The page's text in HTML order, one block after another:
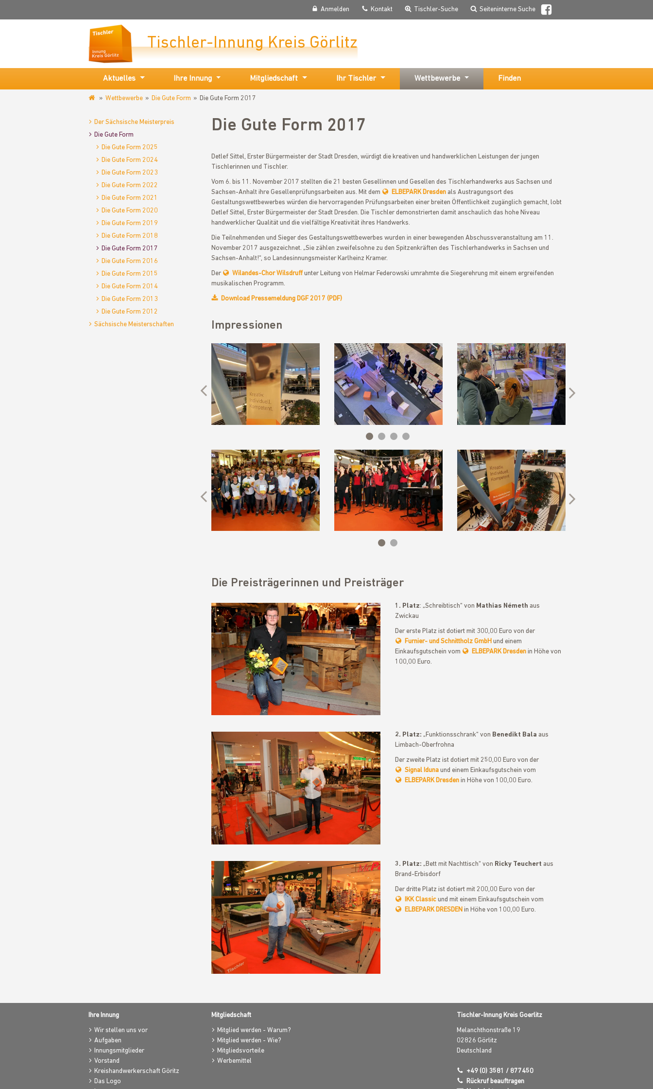
Tischler-Innung Kreis Görlitz
Anmelden Kontakt Tischler-Suche Seiteninterne Suche
Aktuelles Ihre Innung Mitgliedschaft Ihr Tischler Wettbewerbe Finden
goerlitz.de
Wettbewerbe Die Gute Form Die Gute Form 2017
Der Sächsische Meisterpreis
Die Gute Form
Die Gute Form 2025
Die Gute Form 2024
Die Gute Form 2023
Die Gute Form 2022
Die Gute Form 2021
Die Gute Form 2020
Die Gute Form 2019
Die Gute Form 2018
Die Gute Form 2017
Die Gute Form 2016
Die Gute Form 2015
Die Gute Form 2014
Die Gute Form 2013
Die Gute Form 2012
Sächsische Meisterschaften
Die Gute Form 2017
Detlef Sittel, Erster Bürgermeister der Stadt Dresden, würdigt die kreativen und handwerklichen Leistungen der jungen
Tischlerinnen und Tischler.
Vom 6. bis 11. November 2017 stellten die 21 besten Gesellinnen und Gesellen des Tischlerhandwerks aus Sachsen und
Sachsen-Anhalt ihre Gesellenprüfungsarbeiten aus. Mit dem
ELBEPARK Dresdenals Austragungsort des
Gestaltungswettbewerbes würden die hervorragenden Prüfungsarbeiten einer breiten Öffentlichkeit zugänglich gemacht, lobt
Detlef Sittel, Erster Bürgermeister der Stadt Dresden. Die Tischler demonstrierten damit anschaulich das hohe Niveau
handwerklicher Qualität und die vielfältige Kreativität ihres Handwerks.
Die Teilnehmenden und Sieger des Gestaltungswettbewerbes wurden in einer bewegenden Abschussveranstaltung am 11.
November 2017 ausgezeichnet. „Sie zählen zweifelsohne zu den Spitzenkräften des Tischlerhandwerks in Sachsen und
Sachsen-Anhalt!“, so Landesinnungsmeister Karlheinz Kramer.
Der Wilandes-Chor Wilsdruffunter Leitung von Helmar Federowski umrahmte die Siegerehrung mit einem ergreifenden
musikalischen Programm.
Download Pressemeldung DGF 2017 (PDF)
Impressionen
Previous
Previous
Next
Die Preisträgerinnen und Preisträger
1. Platz: „Schreibtisch“ von Mathias Németh aus
Zwickau
Der erste Platz ist dotiert mit 300,00 Euro von der
Furnier- und Schnittholz GmbH und einem
Einkaufsgutschein vom
ELBEPARK Dresden in Höhe von
100,00 Euro.
2. Platz: „Funktionsschrank“ von Benedikt Bala aus
Limbach-Oberfrohna
Der zweite Platz ist dotiert mit 250,00 Euro von der
Signal Iduna und einem Einkaufsgutschein vom
ELBEPARK Dresden in Höhe von 100,00 Euro.
3. Platz: „Bett mit Nachttisch“ von Ricky Teuchert aus
Brand-Erbisdorf
Der dritte Platz ist dotiert mit 200,00 Euro von der
IKK Classic und mit einem Einkaufsgutschein vom
ELBEPARK DRESDEN in Höhe von 100,00 Euro.
Ihre Innung
Wir stellen uns vor
Aufgaben
Innungsmitglieder
Vorstand
Kreishandwerkerschaft Göritz
Das Logo
Mitgliedschaft
Mitglied werden - Warum?
Mitglied werden - Wie?
Mitgliedsvorteile
Werbemittel
Tischler-Innung Kreis Goerlitz
Melanchthonstraße 19
02826 Görlitz
Deutschland
+49 (0) 3581 / 877450
Rückruf beauftragen